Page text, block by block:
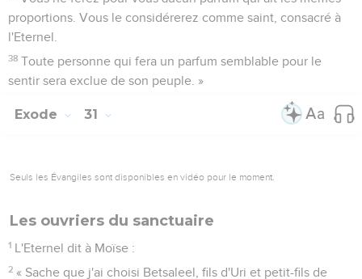
proportions. Vous le considérerez comme saint, consacré à
l'Eternel.
38 Toute personne qui fera un parfum semblable pour le
sentir sera exclue de son peuple. »
Exode 31
Seuls les Évangiles sont disponibles en vidéo pour le moment.
Les ouvriers du sanctuaire
1 L'Eternel dit à Moïse :
2 « Sache que j'ai choisi Betsaleel, fils d'Uri et petit-fils de